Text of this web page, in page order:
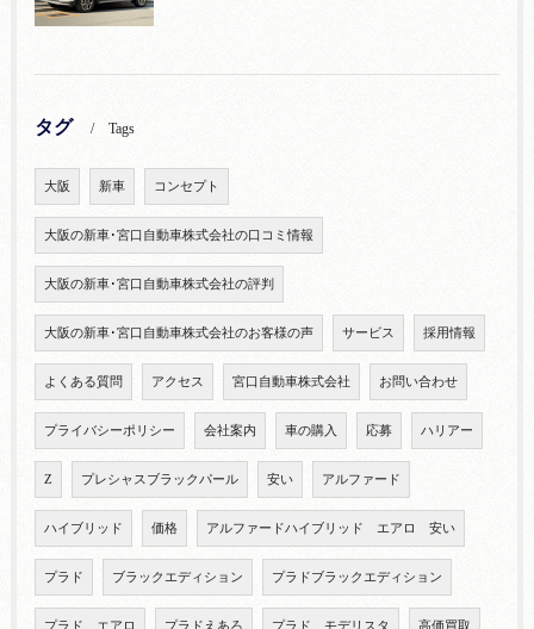
タグ Tags
大阪 新車 コンセプト
大阪の新車･宮口自動車株式会社の口コミ情報
大阪の新車･宮口自動車株式会社の評判
大阪の新車･宮口自動車株式会社のお客様の声 サービス 採用情報
よくある質問 アクセス 宮口自動車株式会社 お問い合わせ
プライバシーポリシー 会社案内 車の購入 応募 ハリアー
Z プレシャスブラックパール 安い アルファード
ハイブリッド 価格 アルファードハイブリッド エアロ 安い
プラド ブラックエディション プラドブラックエディション
プラド エアロ プラドえあろ プラド モデリスタ 高価買取